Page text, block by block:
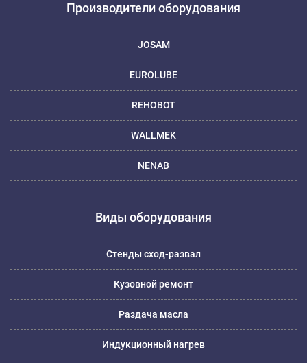
Производители оборудования
JOSAM
EUROLUBE
REHOBOT
WALLMEK
NENAB
Виды оборудования
Стенды сход-развал
Кузовной ремонт
Раздача масла
Индукционный нагрев